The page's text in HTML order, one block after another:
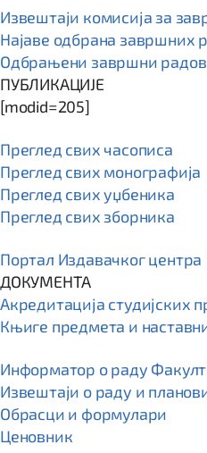
Извештаји комисија за
Најаве одбрана завршних
Одбрањени завршни
ПУБЛИКАЦИЈЕ
[modid=205]
Преглед свих часописа
Преглед свих монографија
Преглед свих уџбеника
Преглед свих зборника
Портал Издавачког центра
ДОКУМЕНТА
Акредитација студијских
Књиге предмета и
Информатор о раду
Извештаји о раду и
Обрасци и формулари
Ценовник